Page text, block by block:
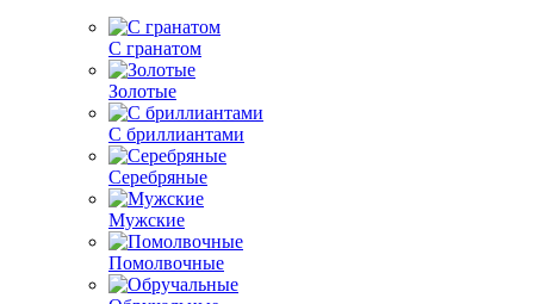
С гранатом
Золотые
С бриллиантами
Серебряные
Мужские
Помолвочные